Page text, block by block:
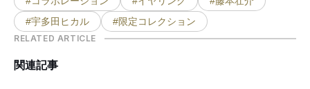
#宇多田ヒカル
#限定コレクション
RELATED ARTICLE
関連記事